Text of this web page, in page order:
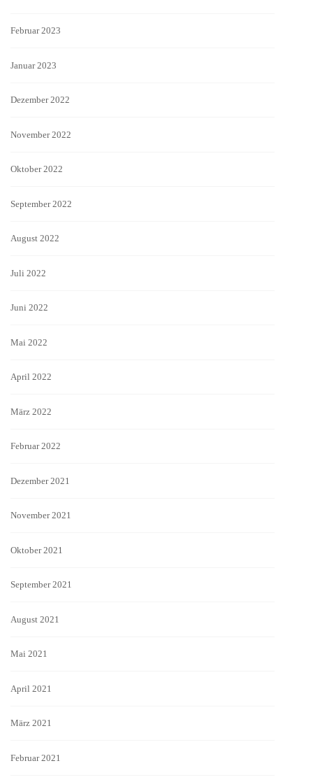
Februar 2023
Januar 2023
Dezember 2022
November 2022
Oktober 2022
September 2022
August 2022
Juli 2022
Juni 2022
Mai 2022
April 2022
März 2022
Februar 2022
Dezember 2021
November 2021
Oktober 2021
September 2021
August 2021
Mai 2021
April 2021
März 2021
Februar 2021